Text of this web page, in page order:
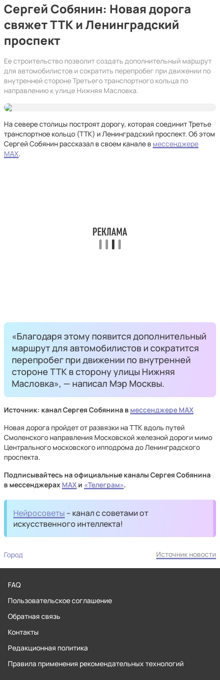
Сергей Собянин: Новая дорога
свяжет ТТК и Ленинградский
проспект
Ее строительство позволит создать дополнительный маршрут
для автомобилистов и сократить перепробег при движении по
внутренней стороне Третьего транспортного кольца по
направлению к улице Нижняя Масловка.
На севере столицы построят дорогу, которая соединит Третье
транспортное кольцо (ТТК) и Ленинградский проспект. Об этом
Сергей Собянин рассказал в своем канале в мессенджере
MAX.
«Благодаря этому появится дополнительный
маршрут для автомобилистов и сократится
перепробег при движении по внутренней
стороне ТТК в сторону улицы Нижняя
Масловка», — написал Мэр Москвы.
Источник: канал Сергея Собянина в мессенджере MAX
Новая дорога пройдет от развязки на ТТК вдоль путей
Смоленского направления Московской железной дороги мимо
Центрального московского ипподрома до Ленинградского
проспекта.
Подписывайтесь на официальные каналы Сергея Собянина
в мессенджерах MAX и «Телеграм».
Нейросоветы – канал с советами от
искусственного интеллекта!
Город Источник новости
FAQ
Пользовательское соглашение
Обратная связь
Контакты
Редакционная политика
Правила применения рекомендательных технологий